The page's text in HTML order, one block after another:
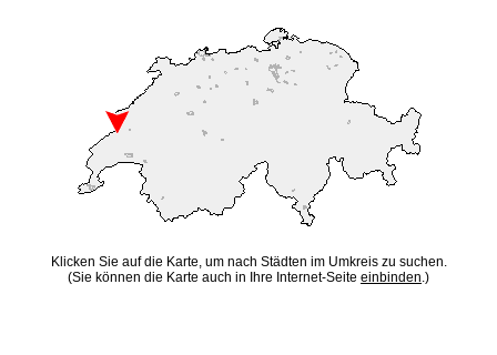
Klicken Sie auf die Karte, um nach Städten im Umkreis zu suchen.
(Sie können die Karte auch in Ihre Internet-Seite einbinden.)